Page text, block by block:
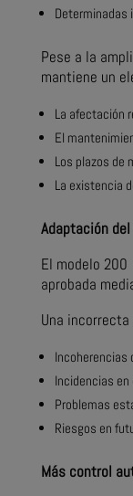
Determinadas
Pese a la
mantiene un
La afectación
El
Los plazos de
La existencia
Adaptación
El modelo 200
aprobada
Una
Incidencias
Problemas
Riesgos en
Más control